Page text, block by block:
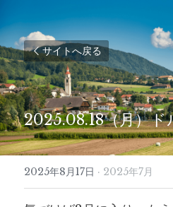
サイトへ戻る
2025.08.18（月）ド
2025年8月17日 · 2025年7月